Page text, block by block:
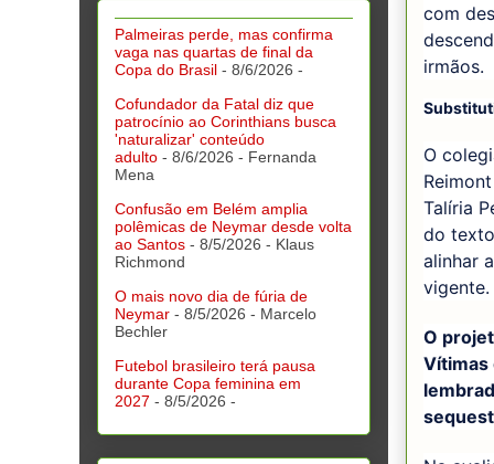
com
irmãos.
O
Talíria
do
alinhar
vigente.
O
Vítimas
Palmeiras perde, mas confirma
vaga nas quartas de final da
Copa do Brasil - 8/6/2026 -
Cofundador da Fatal diz que
patrocínio ao Corinthians busca
'naturalizar' conteúdo
adulto - 8/6/2026 - Fernanda
Mena
Confusão em Belém amplia
polêmicas de Neymar desde volta
ao Santos - 8/5/2026 - Klaus
Richmond
O mais novo dia de fúria de
Neymar - 8/5/2026 - Marcelo
Bechler
Futebol brasileiro terá pausa
durante Copa feminina em
2027 - 8/5/2026 -